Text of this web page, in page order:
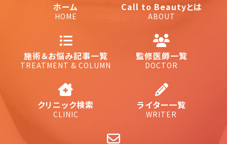
ホーム
HOME
Call to Beautyとは
ABOUT
施術＆お悩み記事一覧
TREATMENT & COLUMN
監修医師一覧
DOCTOR
クリニック検索
CLINIC
ライター一覧
WRITER